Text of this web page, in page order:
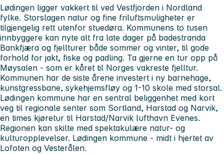
Lødingen ligger vakkert til ved Vestfjorden i Nordland
fylke. Storslagen natur og fine friluftsmuligheter er
tilgjengelig rett utenfor stuedøra. Kommunens to tusen
innbyggere kan nyte alt fra late dager på badestranda
Bankfjæra og fjellturer både sommer og vinter, til gode
forhold for jakt, fiske og padling. Ta gjerne en tur opp på
Møysalen - som er kåret til Norges vakreste fjelltur.
Kommunen har de siste årene investert i ny barnehage,
kunstgressbane, sykehjemsfløy og 1-10 skole med storsal.
Lødingen kommune har en sentral beliggenhet med kort
veg til regionale senter som Sortland, Harstad og Narvik,
en times kjøretur til Harstad/Narvik lufthavn Evenes.
Regionen kan skilte med spektakulære natur- og
kulturopplevelser. Lødingen kommune - midt i hjertet av
Lofoten og Vesterålen.